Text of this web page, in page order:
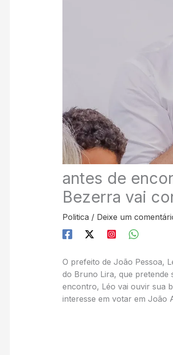
antes de
Bezerra vai
Politica / Deixe um
O prefeito de João Pessoa,
do Bruno Lira, que pretende
encontro, Léo vai ouvir sua
interesse em votar em João